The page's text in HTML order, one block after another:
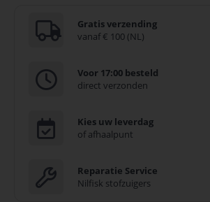
Gratis verzending
vanaf € 100 (NL)
Voor 17:00 besteld
direct verzonden
Kies uw leverdag
of afhaalpunt
Reparatie Service
Nilfisk stofzuigers